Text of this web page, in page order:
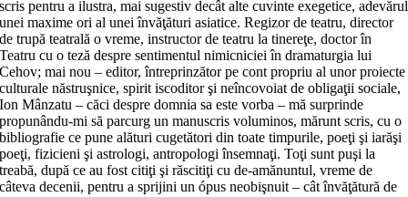
scris pentru a ilustra, mai sugestiv decât alte cuvinte exegetice, adevărul
unei maxime ori al unei învăţături asiatice. Regizor de teatru, director
de trupă teatrală o vreme, instructor de teatru la tinereţe, doctor în
Teatru cu o teză despre sentimentul nimicniciei în dramaturgia lui
Cehov; mai nou – editor, întreprinzător pe cont propriu al unor proiecte
culturale năstruşnice, spirit iscoditor şi neîncovoiat de obligaţii sociale,
Ion Mânzatu – căci despre domnia sa este vorba – mă surprinde
propunându-mi să parcurg un manuscris voluminos, mărunt scris, cu o
bibliografie ce pune alături cugetători din toate timpurile, poeţi şi iarăşi
poeţi, fizicieni şi astrologi, antropologi însemnaţi. Toţi sunt puşi la
treabă, după ce au fost citiţi şi răscitiţi cu de-amănuntul, vreme de
câteva decenii, pentru a sprijini un ópus neobişnuit – cât învăţătură de